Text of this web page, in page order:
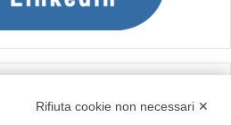
Rifiuta cookie non necessari ✕